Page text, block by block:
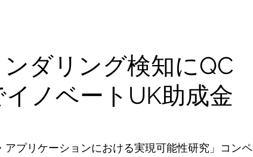
ダリング検知にQC
ノベートUK助成金
プリケーションにおける実現可能性研究」コンペ